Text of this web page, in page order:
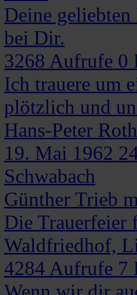
Deine
bei Dir.
3268 Aufrufe 0
Ich trauere um
plötzlich und
Hans-Peter Roth
19. Mai 1962
Schwabach
Günther Trieb
Die Trauerfeier
Waldfriedhof,
4284 Aufrufe 7